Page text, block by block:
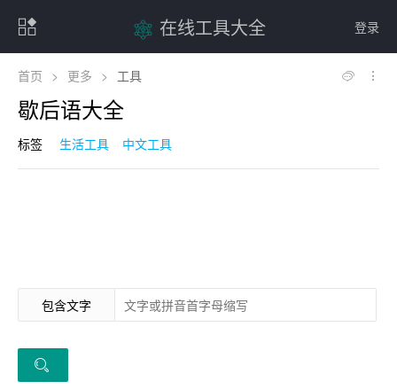
登录
在线工具大全
首页 > 更多 > 工具
歇后语大全
标签 生活工具 中文工具
包含文字